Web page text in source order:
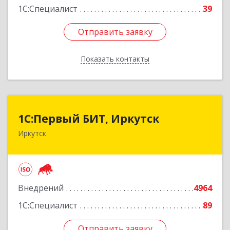
1С:Специалист
39
Отправить заявку
Показать контакты
Отправить заявку
Назад
1С:Первый БИТ, Иркутск
Иркутск
Внедрений
4964
1С:Специалист
89
1С:Первый БИТ, Иркутск
664007, Иркутская обл, Иркутск г, Декабрьских